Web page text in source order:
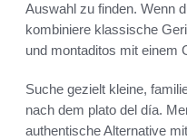
Auswahl zu finden. Wenn
kombiniere klassische
und montaditos mit einem
Suche gezielt kleine,
nach dem plato del día.
authentische Alternative